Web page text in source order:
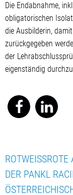
ROTWEISSROTE
ER PANKL
Die Endabnahme,
obligatorischen
die Ausbilderin,
zurückgegeben
der
eigenständig